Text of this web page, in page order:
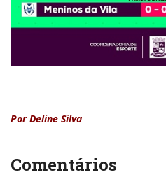
Por Deline Silva
Comentários